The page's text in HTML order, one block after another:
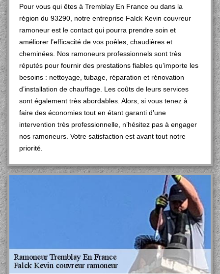
Pour vous qui êtes à Tremblay En France ou dans la
région du 93290, notre entreprise Falck Kevin couvreur
ramoneur est le contact qui pourra prendre soin et
améliorer l’efficacité de vos poêles, chaudières et
cheminées. Nos ramoneurs professionnels sont très
réputés pour fournir des prestations fiables qu’importe les
besoins : nettoyage, tubage, réparation et rénovation
d’installation de chauffage. Les coûts de leurs services
sont également très abordables. Alors, si vous tenez à
faire des économies tout en étant garanti d’une
intervention très professionnelle, n’hésitez pas à engager
nos ramoneurs. Votre satisfaction est avant tout notre
priorité.